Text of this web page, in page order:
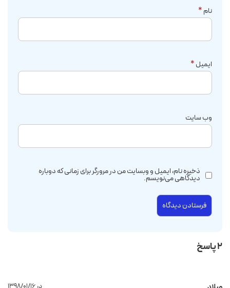
2 پاسخ
نام*
ایمیل*
وب‌ سایت
ذخیره نام، ایمیل و وبسایت من در مرورگر برای زمانی که دوباره
دیدگاهی می‌نویسم.